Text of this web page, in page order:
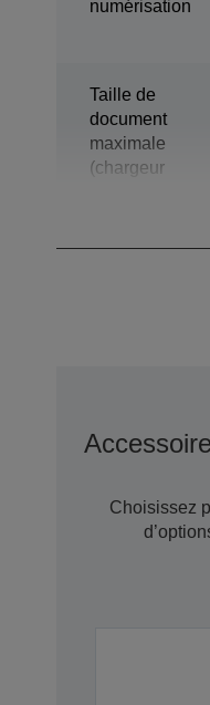
numérisation
Taille de
document
maximale
(chargeur
Choisissez